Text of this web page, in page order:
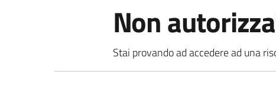
Non
Stai provando ad accedere ad una